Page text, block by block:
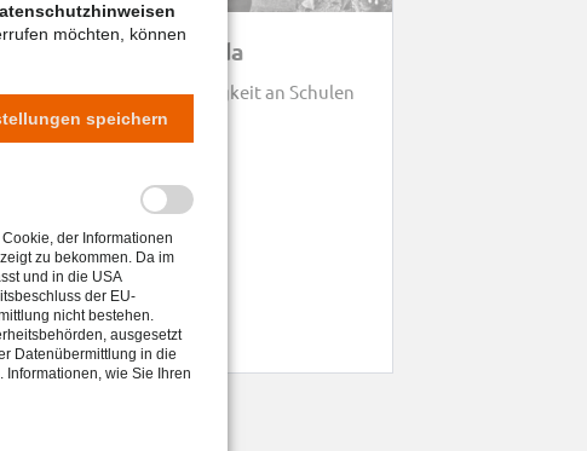
Green Future Uganda
Förderung von Nachhaltigkeit an Schulen
weiter
möchten, können
speichern
der Informationen
zu bekommen. Da im
und in die USA
der EU-
nicht bestehen.
ausgesetzt
Datenübermittlung in die
wie Sie Ihren